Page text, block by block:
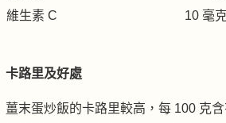
維生素 C
10 毫
卡路里及好處
薑末蛋炒飯的卡路里較高，每 100 克